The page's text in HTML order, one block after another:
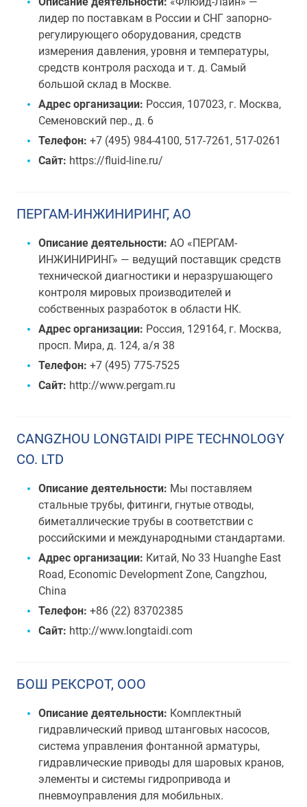
лидер по поставкам в России и СНГ запорно-
регулирующего оборудования, средств
измерения давления, уровня и температуры,
средств контроля расхода и т. д. Самый
большой склад в Москве.
Адрес организации: Россия, 107023, г. Москва,
Семеновский пер., д. 6
Телефон: +7 (495) 984-4100, 517-7261, 517-0261
Сайт: https://fluid-line.ru/
ПЕРГАМ-ИНЖИНИРИНГ, АО
Описание деятельности: АО «ПЕРГАМ-
ИНЖИНИРИНГ» — ведущий поставщик средств
технической диагностики и неразрушающего
контроля мировых производителей и
собственных разработок в области НК.
Адрес организации: Россия, 129164, г. Москва,
просп. Мира, д. 124, а/я 38
Телефон: +7 (495) 775-7525
Сайт: http://www.pergam.ru
CANGZHOU LONGTAIDI PIPE TECHNOLOGY
CO. LTD
Описание деятельности: Мы поставляем
стальные трубы, фитинги, гнутые отводы,
биметаллические трубы в соответствии с
российскими и международными стандартами.
Адрес организации: Китай, No 33 Huanghe East
Road, Economic Development Zone, Cangzhou,
China
Телефон: +86 (22) 83702385
Сайт: http://www.longtaidi.com
БОШ РЕКСРОТ, ООО
Описание деятельности: Комплектный
гидравлический привод штанговых насосов,
система управления фонтанной арматуры,
гидравлические приводы для шаровых кранов,
элементы и системы гидропривода и
пневмоуправления для мобильных.